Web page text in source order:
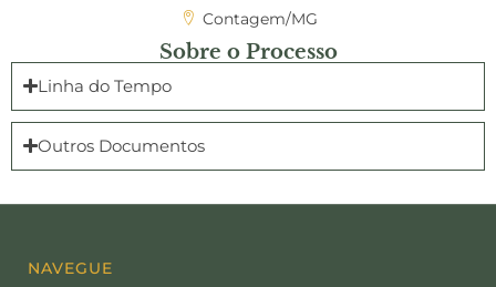
Contagem/MG
Sobre o Processo
Linha do Tempo
Outros Documentos
NAVEGUE